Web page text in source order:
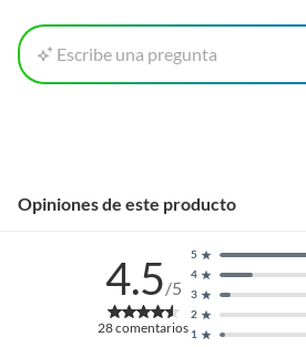
Escribe una pregunta
Opiniones de este producto
4.5/5
28comentarios 1
2
3
4
5